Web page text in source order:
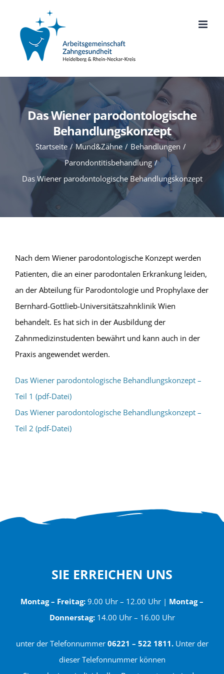
springen
Das Wiener parodontologische
Behandlungskonzept
Startseite Mund&Zähne
Behandlungen
Parondontitisbehandlung
Das Wiener parodontologische Behandlungskonzept
Nach dem Wiener parodontologische Konzept werden
Patienten, die an einer parodontalen Erkrankung leiden,
an der Abteilung für Parodontologie und Prophylaxe der
Bernhard-Gottlieb-Universitätszahnklinik Wien
behandelt. Es hat sich in der Ausbildung der
Zahnmedizinstudenten bewährt und kann auch in der
Praxis angewendet werden.
Das Wiener parodontologische Behandlungskonzept –
Teil 1 (pdf-Datei)
Das Wiener parodontologische Behandlungskonzept –
Teil 2 (pdf-Datei)
SIE ERREICHEN UNS
Montag – Freitag: 9.00 Uhr – 12.00 Uhr | Montag –
Donnerstag:14.00 Uhr – 16.00 Uhr
unter der Telefonnummer 06221 – 522 1811.Unter der
dieser Telefonnummer können